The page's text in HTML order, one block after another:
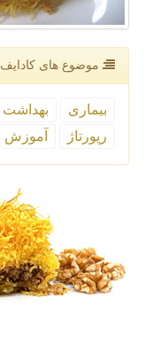
موضوع های كادایف
بیماری بهداشت
رپورتاژ
آموزش